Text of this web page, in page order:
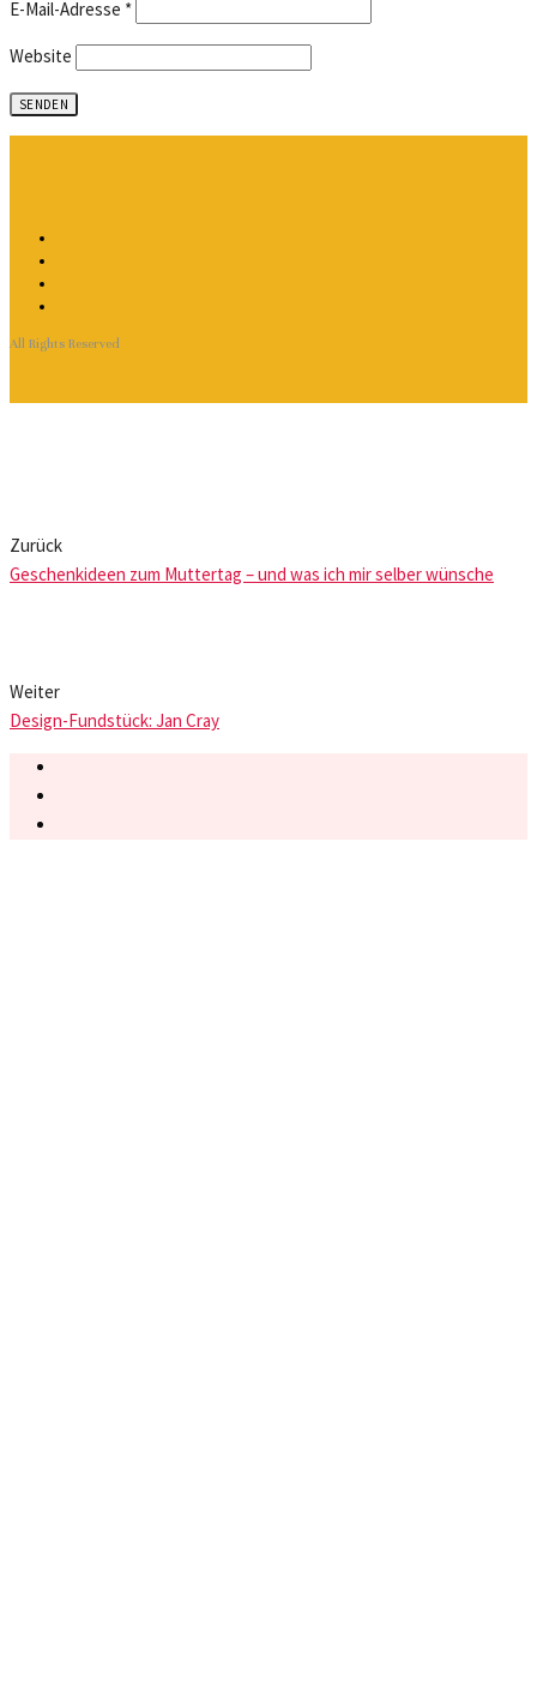
E-Mail-Adresse *
Website
All Rights Reserved
Zurück
Geschenkideen zum Muttertag – und was ich mir selber wünsche
Weiter
Design-Fundstück: Jan Cray